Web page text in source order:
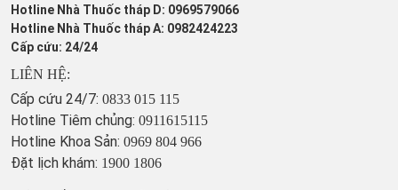
Hotline Nhà Thuốc tháp D: 0969579066
Hotline Nhà Thuốc tháp A: 0982424223
Cấp cứu: 24/24
LIÊN HỆ:
Cấp cứu 24/7: 0833 015 115
Hotline Tiêm chủng: 0911615115
Hotline Khoa Sản: 0969 804 966
Đặt lịch khám: 1900 1806